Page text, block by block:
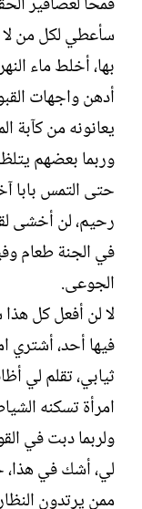
سأعطي لكل من لا
بها، أخلط ماء
أدهن واجهات
يعانونه من كآبة
وربما بعضهم
حتى التمس بابا
رحيم، لن أخشى
في الجنة طعام
الجوعى.
لا لن أفعل كل هذا
فيها أحد،
ثيابي، تقلم لي
امرأة تسكنه
ولربما دبت في
لي، أشك في
ممن يرتدون